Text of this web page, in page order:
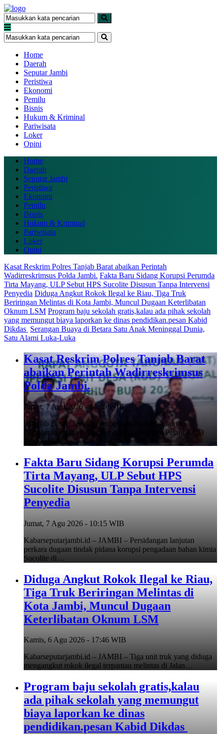
Home
Daerah
Seputar Jambi
Peristiwa
Ekonomi
Pemilu
Bisnis
Hukum & Kriminal
Pariwisata
Loker
Opini
Home
Daerah
Seputar Jambi
Peristiwa
Ekonomi
Pemilu
Bisnis
Hukum & Kriminal
Pariwisata
Loker
Opini
Kasat Reskrim Polres Tanjab Barat abaikan Perintah
Wadirreskrimsus Polda Jambi. Fakta Baru Sidang Korupsi Perumda
Tirta Mayang, ULP Sebut HPS Sucolite Disusun Tanpa Intervensi
Penyedia Diduga Angkut Rokok Ilegal ke Riau, Tiga Truk
Beriringan Melintas di Kota Jambi, Muncul Dugaan Keterlibatan
Oknum LSM Program baju sekolah gratis,kalau ada pihak sekolah
yang memungut biaya laporkan ke dinas pendidikan.pesan Kabid
Dikdas Serangan Buaya di Betara Satu Anak Meninggal Dunia,
Satu Alami Luka-Luka
Kasat Reskrim Polres Tanjab Barat
abaikan Perintah Wadirreskrimsus
Polda Jambi.
Jumat, 7 Agu 2026 - 14:39 WIB
Tanjab Barat. Terkait Pembertaan dugaan Adanya
Pemalsuan Berita Acara Pengembalian Uang Petani KUD
Tungkal Ulu…
Fakta Baru Sidang Korupsi Perumda
Tirta Mayang, ULP Sebut HPS
Sucolite Disusun Tanpa Intervensi
Penyedia
Jumat, 7 Agu 2026 - 10:15 WIB
Kabarseputarjambi.id – JAMBI – Persidangan lanjutan
perkara dugaan tindak pidana korupsi pengadaan bahan kimia
Sucolite di…
Diduga Angkut Rokok Ilegal ke Riau,
Tiga Truk Beriringan Melintas di
Kota Jambi, Muncul Dugaan
Keterlibatan Oknum LSM
Kamis, 6 Agu 2026 - 17:46 WIB
Kabarseputarjambi.id – JAMBI – Tiga unit truk yang diduga
mengangkut rokok ilegal terpantau melintas di Jalan…
Program baju sekolah gratis,kalau
ada pihak sekolah yang memungut
biaya laporkan ke dinas
pendidikan.pesan Kabid Dikdas